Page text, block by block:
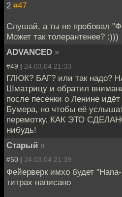
2 #47
Слушай, а ты не пробовал
Может так толерантенее? :)))
ADVANCED »
#49 | 24.03.04 21:33
ГЛЮК? БАГ? или так надо?
Шматрицу и обратил
после песенки о Ленине
Бумера, но чтобы её
перемотку. КАК ЭТО
нибудь!
Старый »
#50 | 24.03.04 21:39
Фейерверк имхо будет
титрах написано